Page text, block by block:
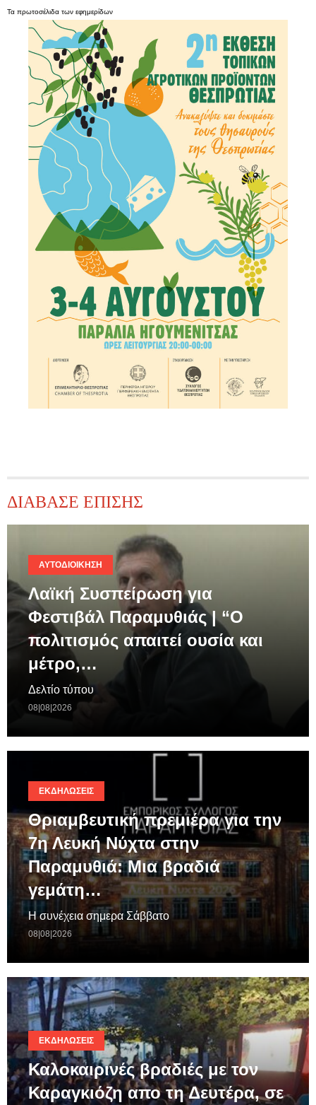
Τα πρωτοσέλιδα των εφημερίδων
ΔΙΑΒΑΣΕ ΕΠΙΣΗΣ
ΑΥΤΟΔΙΟΊΚΗΣΗ
Λαϊκή Συσπείρωση για
Φεστιβάλ Παραμυθιάς | “Ο
πολιτισμός απαιτεί ουσία και
μέτρο,…
Δελτίο τύπου
08|08|2026
ΕΚΔΗΛΏΣΕΙΣ
Θριαμβευτική πρεμιέρα για την
7η Λευκή Νύχτα στην
Παραμυθιά: Μια βραδιά
γεμάτη…
Η συνέχεια σημερα Σάββατο
08|08|2026
ΕΚΔΗΛΏΣΕΙΣ
Καλοκαιρινές βραδιές με τον
Καραγκιόζη απο τη Δευτέρα, σε